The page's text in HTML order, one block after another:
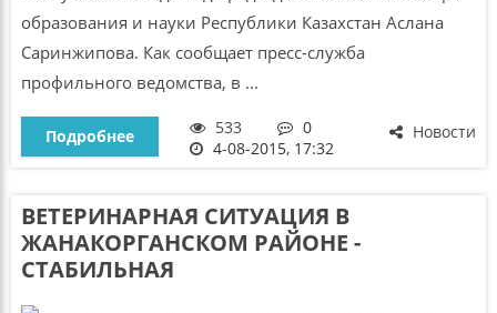
образования и науки Республики Казахстан Аслана
Саринжипова. Как сообщает пресс-служба
профильного ведомства, в ...
Новости
Подробнее 533
0
4-08-2015, 17:32
ВЕТЕРИНАРНАЯ СИТУАЦИЯ В
ЖАНАКОРГАНСКОМ РАЙОНЕ -
СТАБИЛЬНАЯ